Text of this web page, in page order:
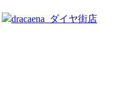
dracaena_ダイヤ街店